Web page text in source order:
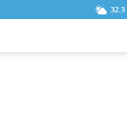
32.3